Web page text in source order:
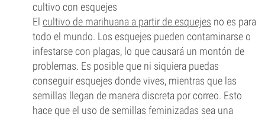
cultivo con esquejes
El cultivo de marihuana a partir deesquejes no es para
todo el mundo. Los esquejes pueden contaminarse o
infestarse con plagas, lo que causará un montón de
problemas. Es posible que ni siquiera puedas
conseguir esquejes donde vives, mientras que las
semillas llegan de manera discreta por correo. Esto
hace que el uso de semillas feminizadas sea una